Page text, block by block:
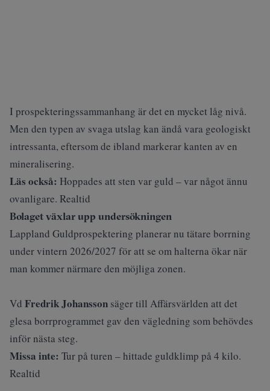
I prospekteringssammanhang är det en mycket låg nivå.
Men den typen av svaga utslag kan ändå vara geologiskt
intressanta, eftersom de ibland markerar kanten av en
mineralisering.
Läs också: Hoppades att sten var guld – var något ännu
ovanligare. Realtid
Bolaget växlar upp undersökningen
Lappland Guldprospektering planerar nu tätare borrning
under vintern 2026/2027 för att se om halterna ökar när
man kommer närmare den möjliga zonen.
Vd Fredrik Johansson säger till Affärsvärlden att det
glesa borrprogrammet gav den vägledning som behövdes
inför nästa steg.
Missa inte: Tur på turen – hittade guldklimp på 4 kilo.
Realtid